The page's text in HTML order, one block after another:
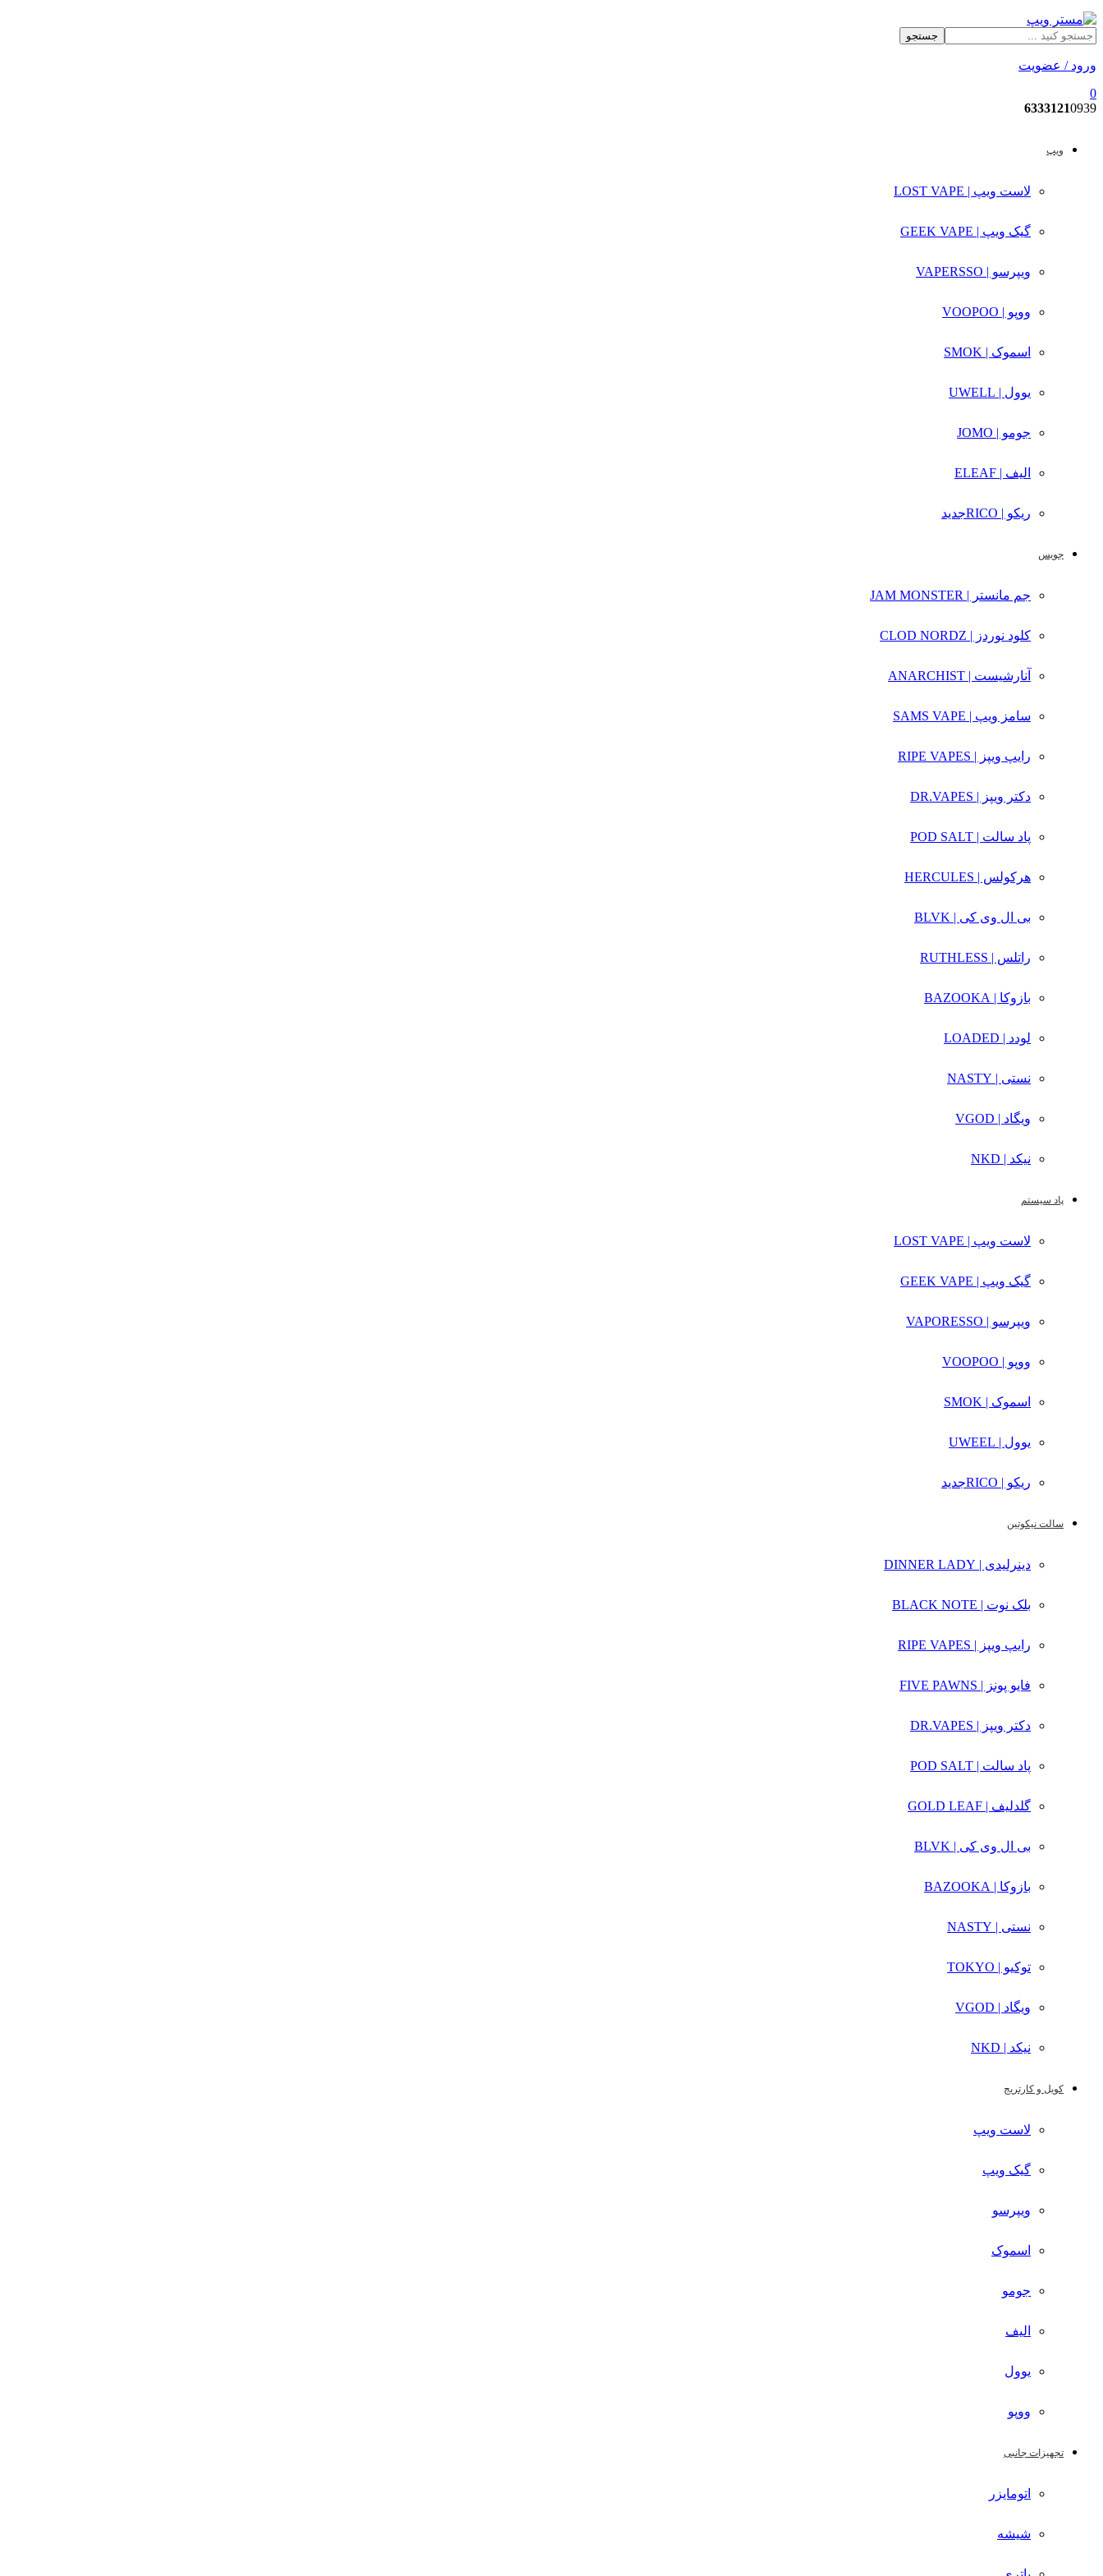
جستجو
ورود / عضویت
0
63331210939
ویپ
لاست ویپ | LOST VAPE
گیک ویپ | GEEK VAPE
ویپرسو | VAPERSSO
ووپو | VOOPOO
اسموک | SMOK
یوول | UWELL
جومو | JOMO
الیف | ELEAF
ریکو | RICO جدید
جویس
جم مانستر | JAM MONSTER
کلود نوردز | CLOD NORDZ
آنارشیست | ANARCHIST
سامز ویپ | SAMS VAPE
رایپ ویپز | RIPE VAPES
دکتر ویپز | DR.VAPES
پاد سالت | POD SALT
هرکولس | HERCULES
بی ال وی کی | BLVK
راتلس | RUTHLESS
بازوکا | BAZOOKA
لودد | LOADED
نستی | NASTY
ویگاد | VGOD
نیکد | NKD
پاد سیستم
لاست ویپ | LOST VAPE
گیک ویپ | GEEK VAPE
ویپرسو | VAPORESSO
ووپو | VOOPOO
اسموک | SMOK
یوول | UWEEL
ریکو | RICO جدید
سالت نیکوتین
دینرلیدی | DINNER LADY
بلک نوت | BLACK NOTE
رایپ ویپز | RIPE VAPES
فایو پونز | FIVE PAWNS
دکتر ویپز | DR.VAPES
پاد سالت | POD SALT
گلدلیف | GOLD LEAF
بی ال وی کی | BLVK
بازوکا | BAZOOKA
نستی | NASTY
توکیو | TOKYO
ویگاد | VGOD
نیکد | NKD
کویل و کارتریج
لاست ویپ
گیک ویپ
ویپرسو
اسموک
جومو
الیف
یوول
ووپو
تجهیزات جانبی
اتومایزر
شیشه